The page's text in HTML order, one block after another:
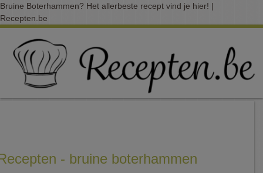
Bruine Boterhammen? Het allerbeste recept vind je hier! |
Recepten.be
- bruine boterhammen